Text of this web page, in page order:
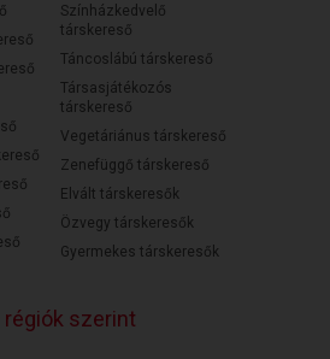
Színházkedvelő
társkereső
Táncoslábú társkereső
Társasjátékozós
társkereső
Vegetáriánus társkereső
Zenefüggő társkereső
Elvált társkeresők
Özvegy társkeresők
Gyermekes társkeresők
szerint